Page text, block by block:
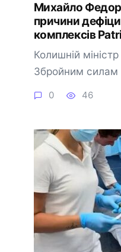
Михайло
причини
комплексів
Колишній
Збройним силам
0 46